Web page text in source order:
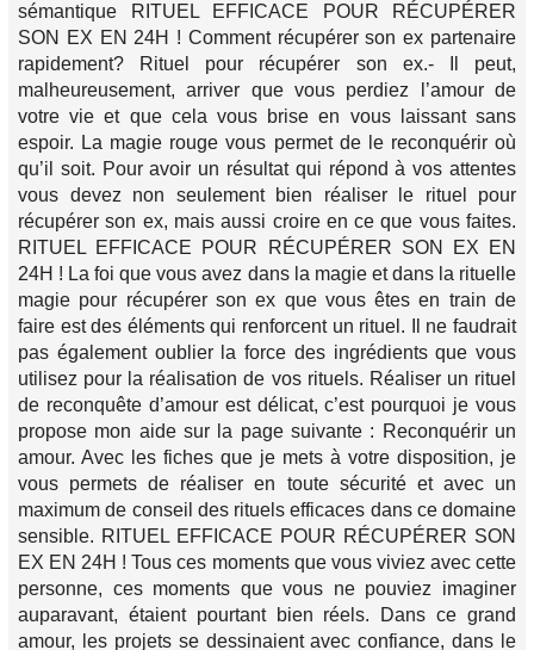
sémantique RITUEL EFFICACE POUR RÉCUPÉRER
SON EX EN 24H ! Comment récupérer son ex partenaire
rapidement? Rituel pour récupérer son ex.- Il peut,
malheureusement, arriver que vous perdiez l’amour de
votre vie et que cela vous brise en vous laissant sans
espoir. La magie rouge vous permet de le reconquérir où
qu’il soit. Pour avoir un résultat qui répond à vos attentes
vous devez non seulement bien réaliser le rituel pour
récupérer son ex, mais aussi croire en ce que vous faites.
RITUEL EFFICACE POUR RÉCUPÉRER SON EX EN
24H ! La foi que vous avez dans la magie et dans la rituelle
magie pour récupérer son ex que vous êtes en train de
faire est des éléments qui renforcent un rituel. Il ne faudrait
pas également oublier la force des ingrédients que vous
utilisez pour la réalisation de vos rituels. Réaliser un rituel
de reconquête d’amour est délicat, c’est pourquoi je vous
propose mon aide sur la page suivante : Reconquérir un
amour. Avec les fiches que je mets à votre disposition, je
vous permets de réaliser en toute sécurité et avec un
maximum de conseil des rituels efficaces dans ce domaine
sensible. RITUEL EFFICACE POUR RÉCUPÉRER SON
EX EN 24H ! Tous ces moments que vous viviez avec cette
personne, ces moments que vous ne pouviez imaginer
auparavant, étaient pourtant bien réels. Dans ce grand
amour, les projets se dessinaient avec confiance, dans le